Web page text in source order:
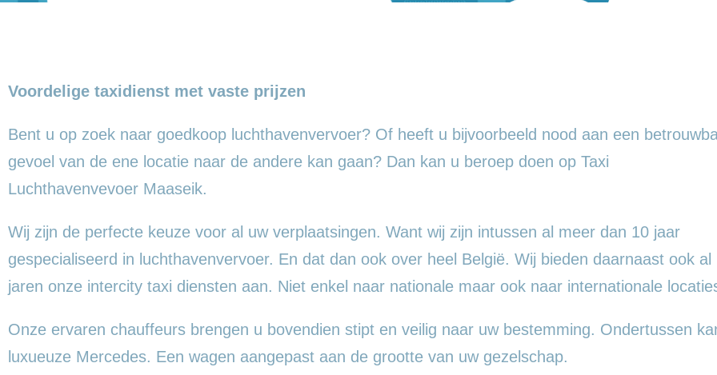
Voordelige taxidienst met vaste prijzen
Bent u op zoek naar goedkoop luchthavenvervoer? Of heeft u bijvoorbeeld nood aan een
gevoel van de ene locatie naar de andere kan gaan? Dan kan u beroep doen op Taxi
Luchthavenvevoer Maaseik.
Wij zijn de perfecte keuze voor al uw verplaatsingen. Want wij zijn intussen al meer dan 10 jaar
gespecialiseerd in luchthavenvervoer. En dat dan ook over heel België. Wij bieden daarnaast ook al
jaren onze intercity taxi diensten aan. Niet enkel naar nationale maar ook naar internationale
Onze ervaren chauffeurs brengen u bovendien stipt en veilig naar uw bestemming. Ondertussen
luxueuze Mercedes. Een wagen aangepast aan de grootte van uw gezelschap.